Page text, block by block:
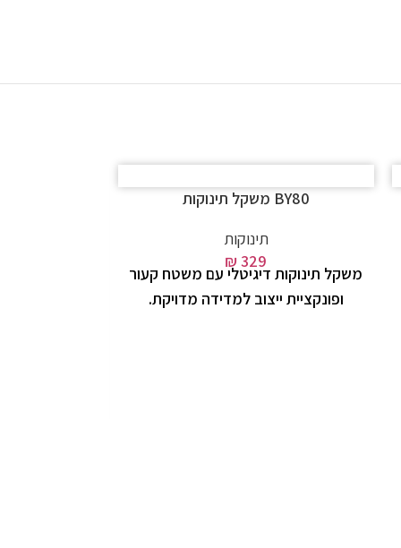
BY80 משקל תינוקות
תינוקות
₪ 329
משקל תינוקות דיגיטלי עם משטח קעור
ופונקציית ייצוב למדידה מדויקת.